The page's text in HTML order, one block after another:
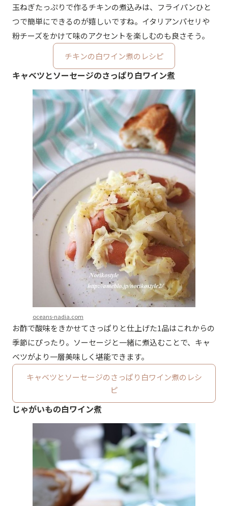
玉ねぎたっぷりで作るチキンの煮込みは、フライパンひと
つで簡単にできるのが嬉しいですね。イタリアンパセリや
粉チーズをかけて味のアクセントを楽しむのも良さそう。
チキンの白ワイン煮のレシピ
キャベツとソーセージのさっぱり白ワイン煮
oceans-nadia.com
お酢で酸味をきかせてさっぱりと仕上げた1品はこれからの
季節にぴったり。ソーセージと一緒に煮込むことで、キャ
ベツがより一層美味しく堪能できます。
キャベツとソーセージのさっぱり白ワイン煮のレシ
ピ
じゃがいもの白ワイン煮